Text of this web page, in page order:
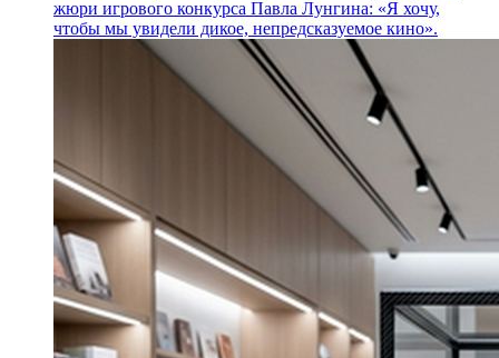
жюри игрового конкурса Павла Лунгина: «Я хочу,
чтобы мы увидели дикое, непредсказуемое кино».